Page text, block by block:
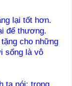
lại tốt hơn.
để thương.
cho những
sống là vô
ta nói: trong